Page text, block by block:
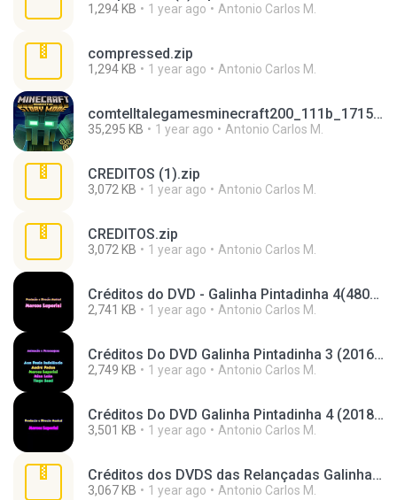
1,294 KB 1 year ago Antonio Carlos M.
compressed.zip
1,294 KB 1 year ago Antonio Carlos M.
comtelltalegamesminecraft200_111b_1715741518.apk
35,295 KB 1 year ago Antonio Carlos M.
CREDITOS (1).zip
3,072 KB 1 year ago Antonio Carlos M.
CREDITOS.zip
3,072 KB 1 year ago Antonio Carlos M.
Créditos do DVD - Galinha Pintadinha 4(480P).mp4
2,741 KB 1 year ago Antonio Carlos M.
Créditos Do DVD Galinha Pintadinha 3 (2016-2017)(720P_60FPS).mp4
2,749 KB 1 year ago Antonio Carlos M.
Créditos Do DVD Galinha Pintadinha 4 (2018-2020)(720P_60FPS).mp4
3,501 KB 1 year ago Antonio Carlos M.
Créditos dos DVDS das Relançadas Galinha Pintadinha 1 e 2.zip
3,067 KB 1 year ago Antonio Carlos M.